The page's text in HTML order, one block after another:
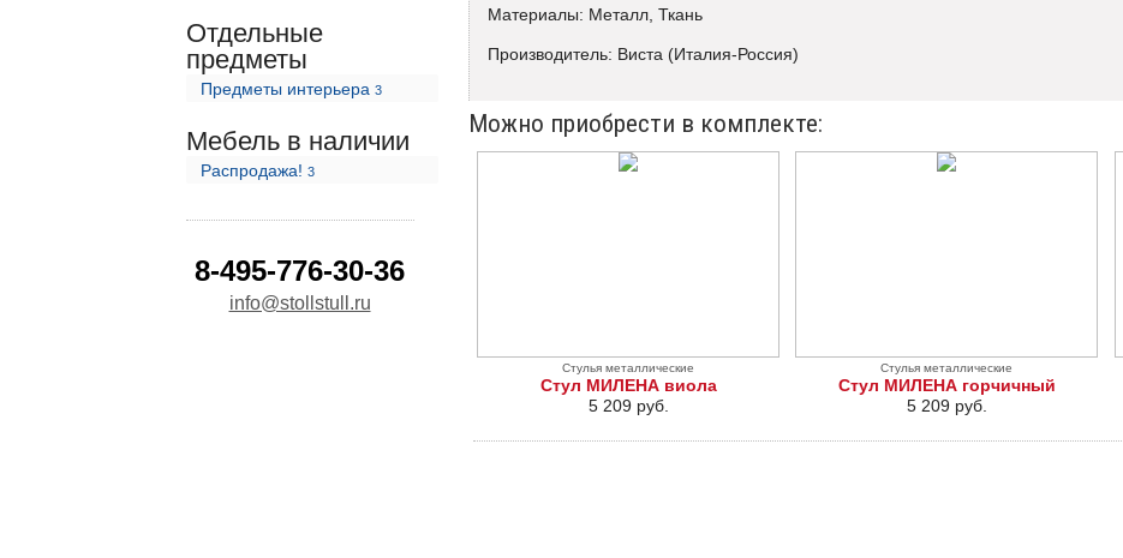
Отдельные
предметы
Предметы интерьера 3
Мебель в наличии
Распродажа! 3
8-495-776-30-36
info@stollstull.ru
Материалы: Металл, Ткань
Производитель: Виста (Италия-Россия)
Можно приобрести в комплекте:
Стулья металлические
Стул МИЛЕНА виола
5 209 руб.
Стулья металлические
Стул МИЛЕНА горчичный
5 209 руб.